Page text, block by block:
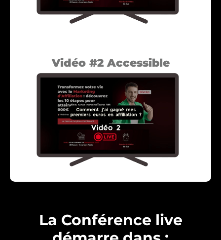
Vidéo #2 Accessible
La Conférence live